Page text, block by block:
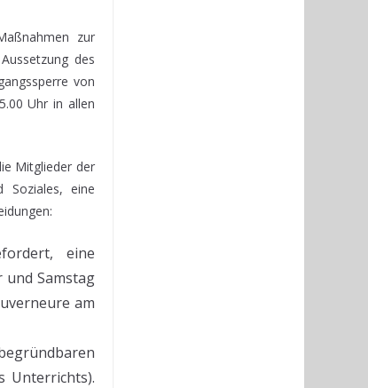
zur
des
von
Uhr in allen
Mitglieder der
Soziales, eine
eine
und Samstag
am
Unterrichts).